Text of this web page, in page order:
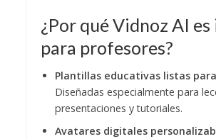
¿Por qué Vidnoz AI es
para profesores?
Plantillas educativas listas
Diseñadas especialmente para
presentaciones y tutoriales.
Avatares digitales